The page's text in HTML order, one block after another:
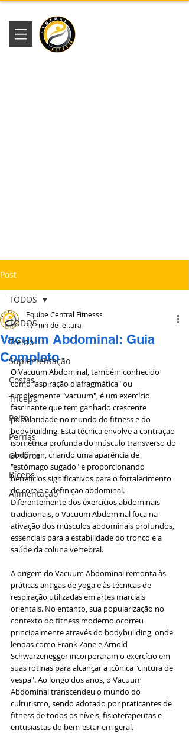
Post
TODOS
Treino
Suplementação
Costas
Tríceps
Peito
Pernas
Ombros
Bíceps
Alimentação
TODOS
Vacuum Abdominal: Guia
Completo
Equipe Central Fitnesss
17 min de leitura
O Vacuum Abdominal, também conhecido
como "aspiração diafragmática" ou
simplesmente "vacuum", é um exercício
fascinante que tem ganhado crescente
popularidade no mundo do fitness e do
bodybuilding. Esta técnica envolve a contração
isométrica profunda do músculo transverso do
abdômen, criando uma aparência de
"estômago sugado" e proporcionando
benefícios significativos para o fortalecimento
do core e a definição abdominal.
Diferentemente dos exercícios abdominais
tradicionais, o Vacuum Abdominal foca na
ativação dos músculos abdominais profundos,
essenciais para a estabilidade do tronco e a
saúde da coluna vertebral.
A origem do Vacuum Abdominal remonta às
práticas antigas de yoga e às técnicas de
respiração utilizadas em artes marciais
orientais. No entanto, sua popularização no
contexto do fitness moderno ocorreu
principalmente através do bodybuilding, onde
lendas como Frank Zane e Arnold
Schwarzenegger incorporaram o exercício em
suas rotinas para alcançar a icônica "cintura de
vespa". Ao longo dos anos, o Vacuum
Abdominal transcendeu o mundo do
culturismo, sendo adotado por praticantes de
fitness de todos os níveis, fisioterapeutas e
entusiastas do bem-estar em geral.